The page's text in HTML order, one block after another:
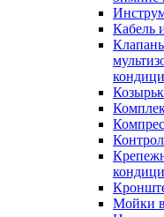
Кабель
Мойки